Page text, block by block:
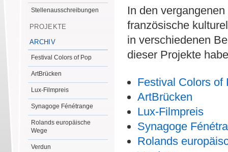
Stellenausschreibungen
PROJEKTE
ARCHIV
Festival Colors of Pop
ArtBrücken
Lux-Filmpreis
Synagoge Fénétrange
Rolands europäische
Wege
Verdun
In den
französische
in verschiedenen
dieser Projekte
Festival Colors of
ArtBrücken
Lux-Filmpreis
Synagoge
Rolands